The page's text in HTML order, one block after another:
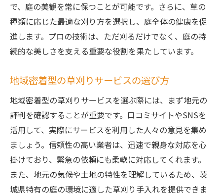
で、庭の美観を常に保つことが可能です。さらに、草の
種類に応じた最適な刈り方を選択し、庭全体の健康を促
進します。プロの技術は、ただ刈るだけでなく、庭の持
続的な美しさを支える重要な役割を果たしています。
地域密着型の草刈りサービスの選び方
地域密着型の草刈りサービスを選ぶ際には、まず地元の
評判を確認することが重要です。口コミサイトやSNSを
活用して、実際にサービスを利用した人々の意見を集め
ましょう。信頼性の高い業者は、迅速で親身な対応を心
掛けており、緊急の依頼にも柔軟に対応してくれます。
また、地元の気候や土地の特性を理解しているため、茨
城県特有の庭の環境に適した草刈り手入れを提供できま